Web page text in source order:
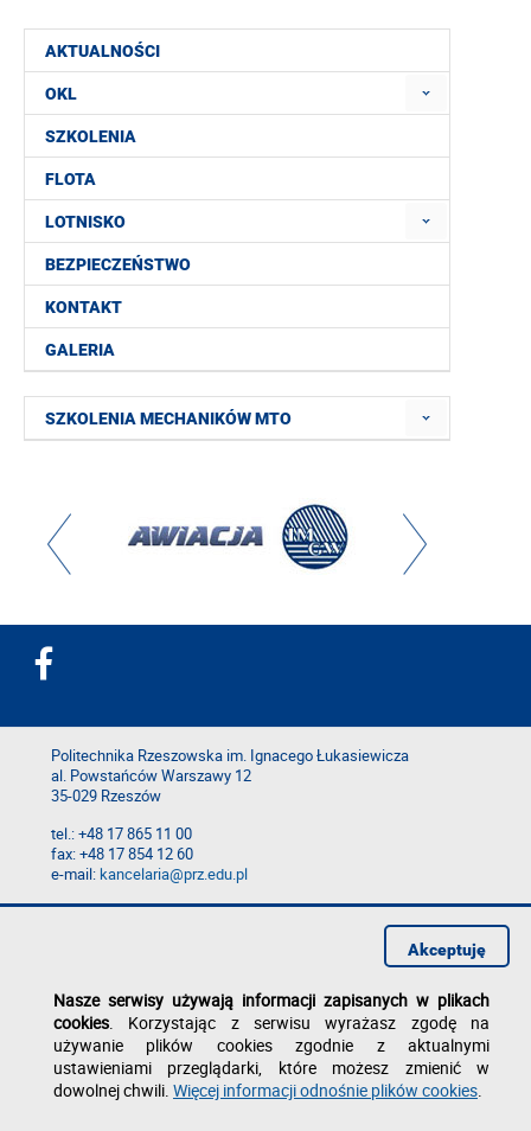
AKTUALNOŚCI
OKL
SZKOLENIA
FLOTA
LOTNISKO
BEZPIECZEŃSTWO
KONTAKT
GALERIA
SZKOLENIA MECHANIKÓW MTO
Politechnika Rzeszowska im. Ignacego Łukasiewicza
al. Powstańców Warszawy 12
35-029 Rzeszów
tel.: +48 17 865 11 00
fax: +48 17 854 12 60
e-mail:kancelaria@prz.edu.pl
Deklaracja dostępności
Nasze serwisy używają informacji zapisanych w plikach
cookies. Korzystając z serwisu wyrażasz zgodę na
używanie plików cookies zgodnie z aktualnymi
ustawieniami przeglądarki, które możesz zmienić w
dowolnej chwili. Więcej informacji odnośnie plików cookies.
Akceptuję